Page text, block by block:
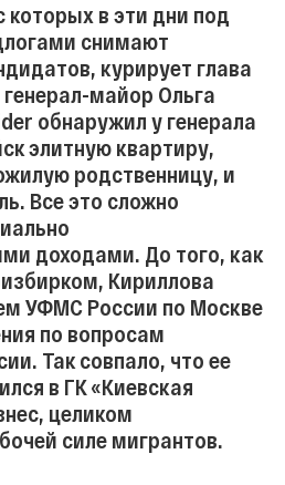
в эти дни под
снимают
курирует глава
майор Ольга
обнаружил у генерала
элитную квартиру,
родственницу, и
Все это сложно
доходами. До того, как
Кириллова
УФМС России по Москве
по вопросам
Так совпало, что ее
в ГК «Киевская
целиком
силе мигрантов.